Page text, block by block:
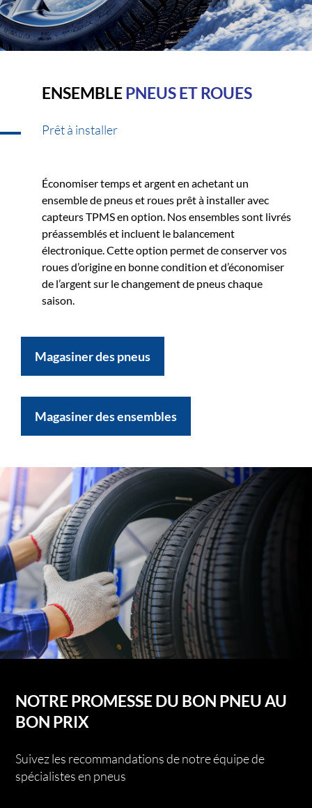
ENSEMBLEPNEUS ET ROUES
Prêt à installer
Économiser temps et argent en achetant un
ensemble de pneus et roues prêt à installer avec
capteurs TPMS en option. Nos ensembles sont livrés
préassemblés et incluent le balancement
électronique. Cette option permet de conserver vos
roues d’origine en bonne condition et d’économiser
de l’argent sur le changement de pneus chaque
saison.
Magasiner des pneus
Magasiner des ensembles
NOTRE PROMESSE DU BON PNEU AU
BON PRIX
Suivez les recommandations de notre équipe de
spécialistes en pneus